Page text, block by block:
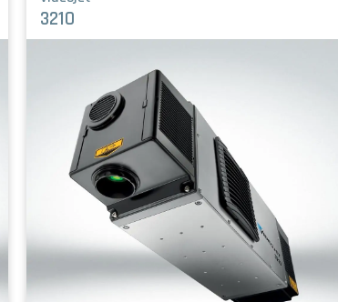
3210